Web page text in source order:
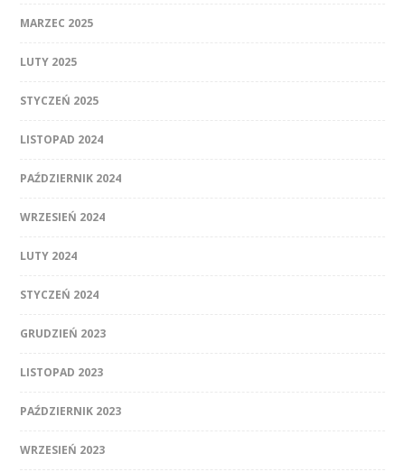
MARZEC 2025
LUTY 2025
STYCZEŃ 2025
LISTOPAD 2024
PAŹDZIERNIK 2024
WRZESIEŃ 2024
LUTY 2024
STYCZEŃ 2024
GRUDZIEŃ 2023
LISTOPAD 2023
PAŹDZIERNIK 2023
WRZESIEŃ 2023